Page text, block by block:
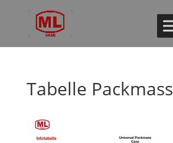
Tabelle Packmass